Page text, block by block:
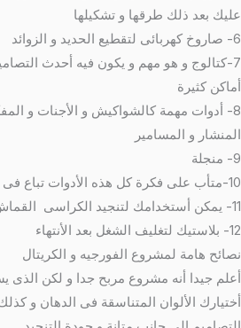
بعد ذلك طرقها و تشكيلها
الحديد و الزوائد
7-كتالوج و هو مهم و يكون فيه أحدث
كثيرة
8- أدوات مهمة كالشواكيش و الأجنات و
و المسامير
الأدوات تباع فى محلات مستلزمات الورش
الكراسى القماش أو الجلد
الشغل بعد الأنتهاء
هامة لمشروع الفورجيه و الكريتال
جيدا أنه مشروع مربح جدا و لكن
الألوان المتناسقة فى الدهان و